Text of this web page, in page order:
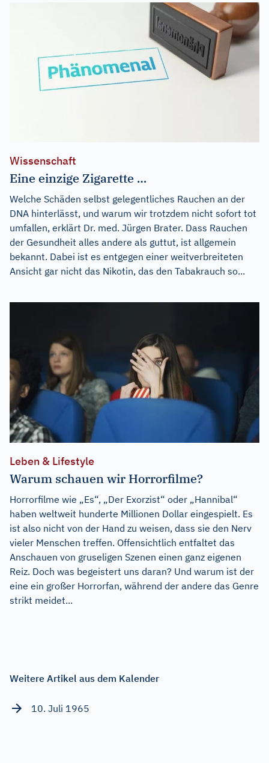
Wissenschaft
Eine einzige Zigarette …
Welche Schäden selbst gelegentliches Rauchen an der
DNA hinterlässt, und warum wir trotzdem nicht sofort tot
umfallen, erklärt Dr. med. Jürgen Brater. Dass Rauchen
der Gesundheit alles andere als guttut, ist allgemein
bekannt. Dabei ist es entgegen einer weitverbreiteten
Ansicht gar nicht das Nikotin, das den Tabakrauch so...
Leben & Lifestyle
Warum schauen wir Horrorfilme?
Horrorfilme wie „Es“, „Der Exorzist“ oder „Hannibal“
haben weltweit hunderte Millionen Dollar eingespielt. Es
ist also nicht von der Hand zu weisen, dass sie den Nerv
vieler Menschen treffen. Offensichtlich entfaltet das
Anschauen von gruseligen Szenen einen ganz eigenen
Reiz. Doch was begeistert uns daran? Und warum ist der
eine ein großer Horrorfan, während der andere das Genre
strikt meidet...
Weitere Artikel aus dem Kalender
10. Juli 1965